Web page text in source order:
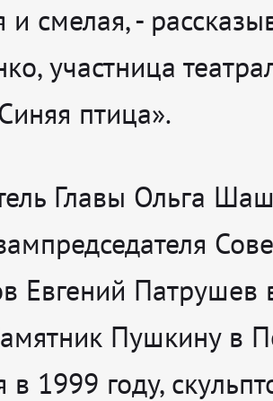
и смелая, -
участница
птица».
Главы Ольга
Евгений Патрушев
Пушкину в
в 1999 году,